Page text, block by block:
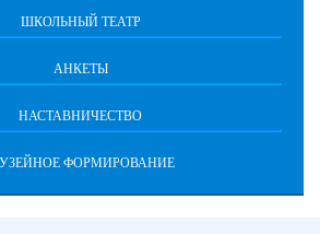
ШКОЛЬНЫЙ ТЕАТР
АНКЕТЫ
НАСТАВНИЧЕСТВО
ФОРМИРОВАНИЕ